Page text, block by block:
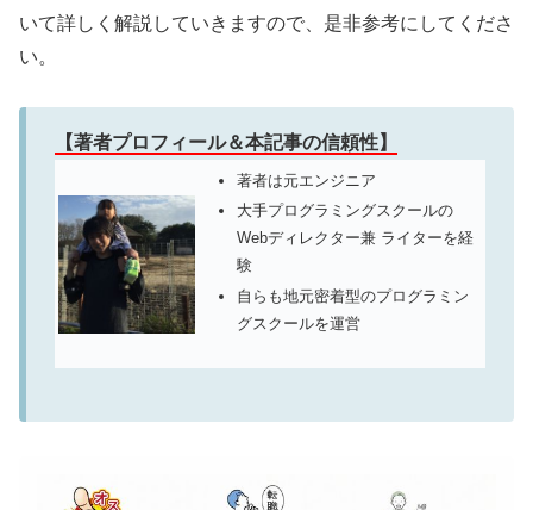
いて詳しく解説していきますので、是非参考にしてくださ
い。
【著者プロフィール＆本記事の信頼性】
著者は元エンジニア
大手プログラミングスクールの
Webディレクター兼 ライターを経
験
自らも地元密着型のプログラミン
グスクールを運営